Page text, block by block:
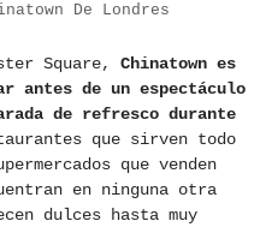
De Londres
Square, Chinatown es
antes de un espectáculo
de refresco durante
que sirven todo
que venden
en ninguna otra
dulces hasta muy